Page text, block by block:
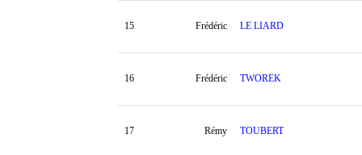
15 Frédéric LE LIARD
16 Frédéric TWOREK
17 Rémy TOUBERT